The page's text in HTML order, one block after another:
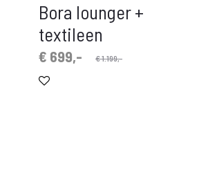
Bora lounger +
textileen
€1.199,-
Oorspronkelijke
€ 699,-
Huidige
prijs